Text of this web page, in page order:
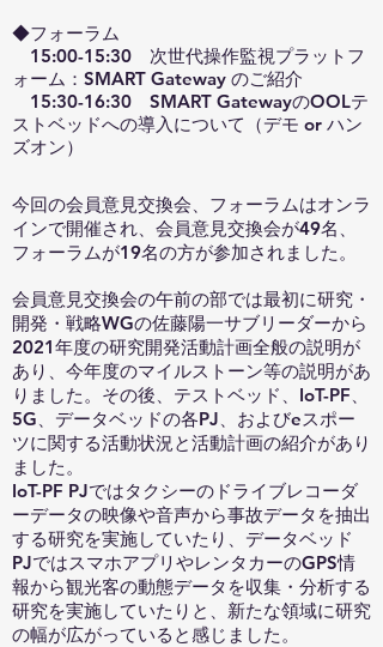
◆フォーラム
15:00-15:30 次世代操作監視プラットフ
ォーム：SMART Gateway のご紹介
15:30-16:30 SMART GatewayのOOLテ
ストベッドへの導入について（デモ or ハン
ズオン）
今回の会員意見交換会、フォーラムはオンラ
インで開催され、会員意見交換会が49名、
フォーラムが19名の方が参加されました。
会員意見交換会の午前の部では最初に研究・
開発・戦略WGの佐藤陽一サブリーダーから
2021年度の研究開発活動計画全般の説明が
あり、今年度のマイルストーン等の説明があ
りました。その後、テストベッド、IoT-PF、
5G、データベッドの各PJ、およびeスポー
ツに関する活動状況と活動計画の紹介があり
ました。
IoT-PF PJではタクシーのドライブレコーダ
ーデータの映像や音声から事故データを抽出
する研究を実施していたり、データベッド
PJではスマホアプリやレンタカーのGPS情
報から観光客の動態データを収集・分析する
研究を実施していたりと、新たな領域に研究
の幅が広がっていると感じました。